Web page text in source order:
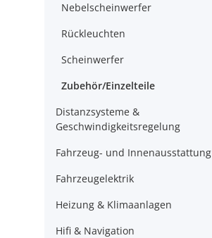
Nebelscheinwerfer
Rückleuchten
Scheinwerfer
Zubehör/Einzelteile
Distanzsysteme &
Geschwindigkeitsregelung
Fahrzeug- und Innenausstattung
Fahrzeugelektrik
Heizung & Klimaanlagen
Hifi & Navigation